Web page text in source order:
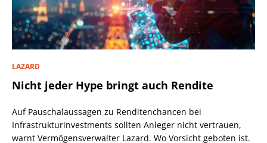
LAZARD
Nicht jeder Hype bringt auch Rendite
Auf Pauschalaussagen zu Renditenchancen bei
Infrastrukturinvestments sollten Anleger nicht vertrauen,
warnt Vermögensverwalter Lazard. Wo Vorsicht geboten ist.